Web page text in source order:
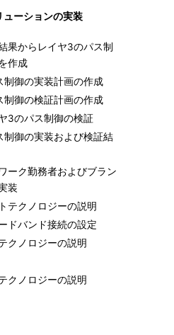
ューションの実装
果からレイヤ3のパス制
作成
制御の実装計画の作成
制御の検証計画の作成
3のパス制御の検証
制御の実装および検証結
ーク勤務者およびブラン
装
テクノロジーの説明
ドバンド接続の設定
クノロジーの説明
クノロジーの説明